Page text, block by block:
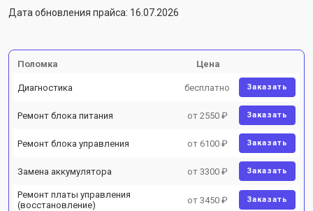
Дата обновления прайса: 16.07.2026
Поломка Цена
Диагностика бесплатно Заказать
Ремонт блока питания от 2550 ₽ Заказать
Ремонт блока управления от 6100 ₽ Заказать
Замена аккумулятора от 3300 ₽ Заказать
Ремонт платы управления
(восстановление)
от 3450 ₽ Заказать